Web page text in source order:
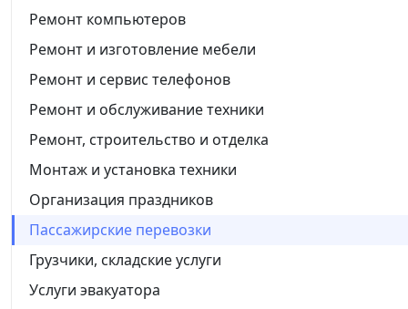
Ремонт компьютеров
Ремонт и изготовление мебели
Ремонт и сервис телефонов
Ремонт и обслуживание техники
Ремонт, строительство и отделка
Монтаж и установка техники
Организация праздников
Пассажирские перевозки
Грузчики, складские услуги
Услуги эвакуатора